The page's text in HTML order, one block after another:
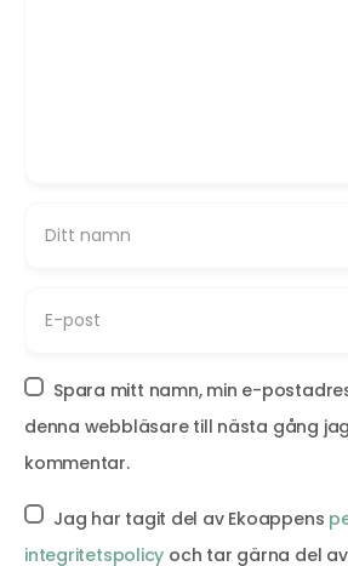
Spara mitt namn, min e-
denna webbläsare till nästa gång
kommentar.
Jag har tagit del av Ekoappens
integritetspolicy och tar gärna del